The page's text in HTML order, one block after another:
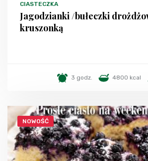
CIASTECZKA
Jagodzianki /bułeczki
kruszonką
3 godz. 4800 kcal
NOWOŚĆ